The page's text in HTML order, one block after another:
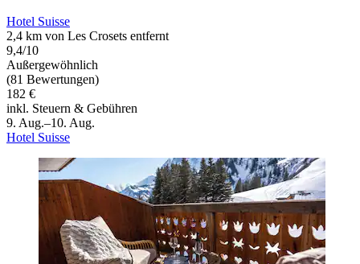
Hotel Suisse
2,4 km von Les Crosets entfernt
9,4/10
Außergewöhnlich
(81 Bewertungen)
182 €
inkl. Steuern & Gebühren
9. Aug.–10. Aug.
Hotel Suisse